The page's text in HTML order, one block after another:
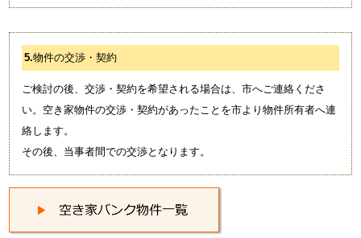
5.物件の交渉・契約
ご検討の後、交渉・契約を希望される場合は、市へご連絡くださ
い。空き家物件の交渉・契約があったことを市より物件所有者へ連
絡します。
その後、当事者間での交渉となります。